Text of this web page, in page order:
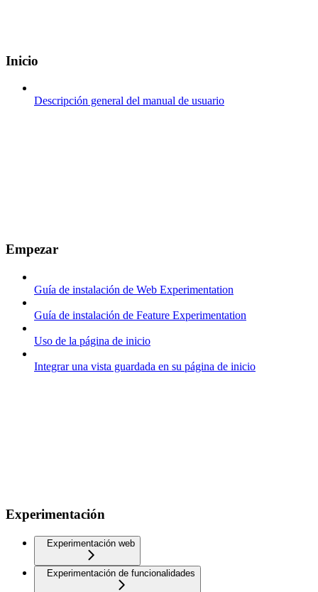
Inicio
Descripción general del manual de usuario
Empezar
Guía de instalación de Web Experimentation
Guía de instalación de Feature Experimentation
Uso de la página de inicio
Integrar una vista guardada en su página de inicio
Experimentación
Experimentación web
Experimentación de funcionalidades